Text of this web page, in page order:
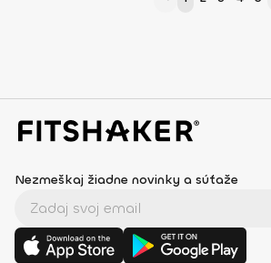
Nezmeškaj žiadne novinky a súťaže